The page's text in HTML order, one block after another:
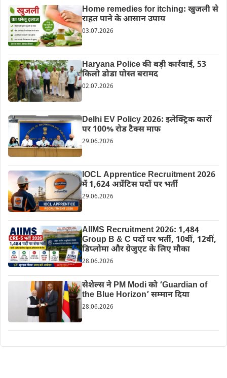
Home remedies for itching: खुजली से
राहत पाने के आसान उपाय
03.07.2026
Haryana Police की बड़ी कार्रवाई, 53
किलो डोडा पोस्त बरामद
02.07.2026
Delhi EV Policy 2026: इलेक्ट्रिक कारों
पर 100% रोड टैक्स माफ
29.06.2026
IOCL Apprentice Recruitment 2026
में 1,624 अप्रेंटिस पदों पर भर्ती
29.06.2026
AIIMS Recruitment 2026: 1,484
Group B & C पदों पर भर्ती, 10वीं, 12वीं,
डिप्लोमा और ग्रेजुएट के लिए मौका
28.06.2026
सेशेल्स ने PM Modi को ‘Guardian of
the Blue Horizon’ सम्मान दिया
28.06.2026